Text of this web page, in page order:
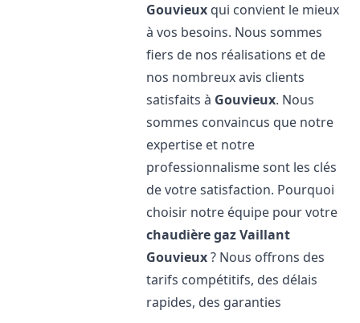
Gouvieux qui convient le mieux
à vos besoins. Nous sommes
fiers de nos réalisations et de
nos nombreux avis clients
satisfaits à Gouvieux. Nous
sommes convaincus que notre
expertise et notre
professionnalisme sont les clés
de votre satisfaction. Pourquoi
choisir notre équipe pour votre
chaudière gaz Vaillant
Gouvieux? Nous offrons des
tarifs compétitifs, des délais
rapides, des garanties